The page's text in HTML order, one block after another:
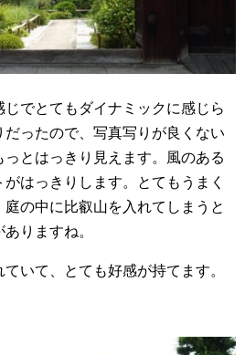
でとてもダイナミックに感じら
ったので、写真写りが良くない
とはっきり見えます。風のある
はっきりします。とてもうまく
の中に比叡山を入れてしまうと
りますね。
いて、とても好感が持てます。